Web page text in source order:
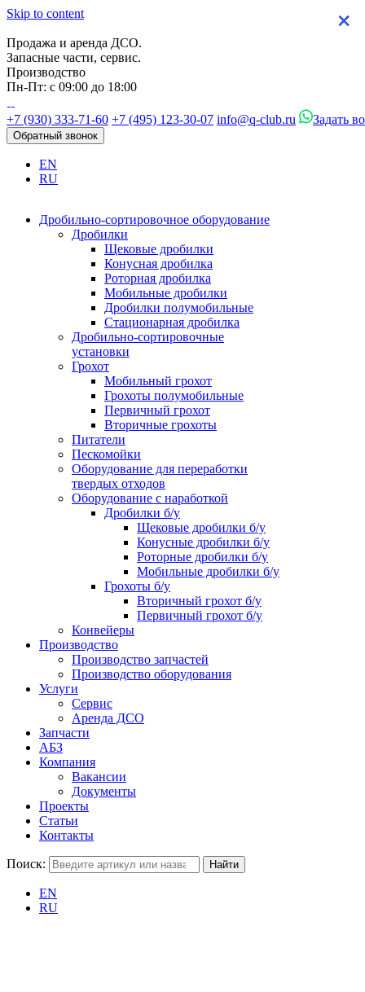
Skip to content
Продажа и аренда ДСО.
Запасные части, сервис.
Производство
Пн-Пт: с 09:00 до 18:00
+7 (930) 333-71-60 +7 (495) 123-30-07 info@q-club.ru Задать
Обратный звонок
EN
RU
Дробильно-сортировочное оборудование
Дробилки
Щековые дробилки
Конусная дробилка
Роторная дробилка
Мобильные дробилки
Дробилки полумобильные
Стационарная дробилка
Дробильно-сортировочные
установки
Грохот
Мобильный грохот
Грохоты полумобильные
Первичный грохот
Вторичные грохоты
Питатели
Пескомойки
Оборудование для переработки
твердых отходов
Оборудование с наработкой
Дробилки б/у
Щековые дробилки б/у
Конусные дробилки б/у
Роторные дробилки б/у
Мобильные дробилки б/у
Грохоты б/у
Вторичный грохот б/у
Первичный грохот б/у
Конвейеры
Производство
Производство запчастей
Производство оборудования
Услуги
Сервис
Аренда ДСО
Запчасти
АБЗ
Компания
Вакансии
Документы
Проекты
Статьи
Контакты
Поиск:
EN
RU
×
×
×
×